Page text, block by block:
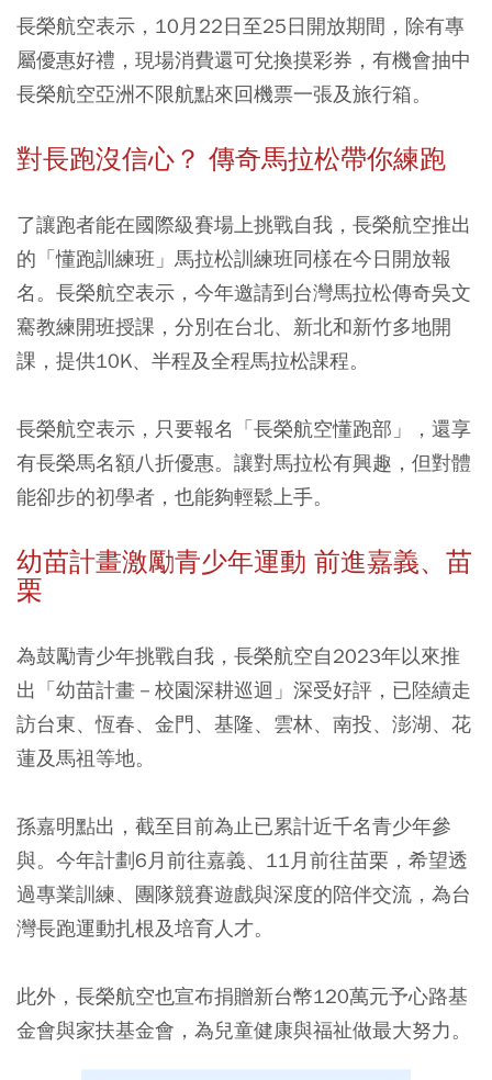
長榮航空表示，10月22日至25日開放期間，除有專
屬優惠好禮，現場消費還可兌換摸彩券，有機會抽中
長榮航空亞洲不限航點來回機票一張及旅行箱。
對長跑沒信心？ 傳奇馬拉松帶你練跑
了讓跑者能在國際級賽場上挑戰自我，長榮航空推出
的「懂跑訓練班」馬拉松訓練班同樣在今日開放報
名。長榮航空表示，今年邀請到台灣馬拉松傳奇吳文
騫教練開班授課，分別在台北、新北和新竹多地開
課，提供10K、半程及全程馬拉松課程。
長榮航空表示，只要報名「長榮航空懂跑部」，還享
有長榮馬名額八折優惠。讓對馬拉松有興趣，但對體
能卻步的初學者，也能夠輕鬆上手。
幼苗計畫激勵青少年運動 前進嘉義、苗
栗
為鼓勵青少年挑戰自我，長榮航空自2023年以來推
出「幼苗計畫－校園深耕巡迴」深受好評，已陸續走
訪台東、恆春、金門、基隆、雲林、南投、澎湖、花
蓮及馬祖等地。
孫嘉明點出，截至目前為止已累計近千名青少年參
與。今年計劃6月前往嘉義、11月前往苗栗，希望透
過專業訓練、團隊競賽遊戲與深度的陪伴交流，為台
灣長跑運動扎根及培育人才。
此外，長榮航空也宣布捐贈新台幣120萬元予心路基
金會與家扶基金會，為兒童健康與福祉做最大努力。